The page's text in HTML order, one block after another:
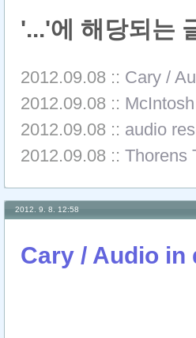
'...'에 해당되는
2012.09.08 :: Cary /
2012.09.08 ::
2012.09.08 :: audio
2012.09.08 :: Thorens
2012. 9. 8. 12:58
Cary / Audio in